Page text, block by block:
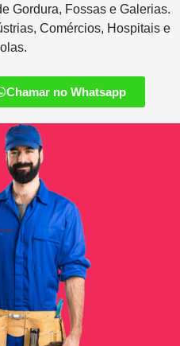
Gordura, Fossas e Galerias.
Comércios, Hospitais e
Chamar no Whatsapp